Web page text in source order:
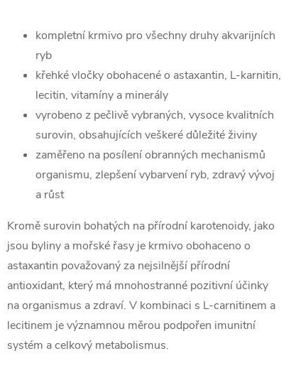
kompletní krmivo pro všechny druhy akvarijních
ryb
křehké vločky obohacené o astaxantin, L-karnitin,
lecitin, vitamíny a minerály
vyrobeno z pečlivě vybraných, vysoce kvalitních
surovin, obsahujících veškeré důležité živiny
zaměřeno na posílení obranných mechanismů
organismu, zlepšení vybarvení ryb, zdravý vývoj
a růst
Kromě surovin bohatých na přírodní karotenoidy, jako
jsou byliny a mořské řasy je krmivo obohaceno o
astaxantin považovaný za nejsilnější přírodní
antioxidant, který má mnohostranné pozitivní účinky
na organismus a zdraví. V kombinaci s L-carnitinem a
lecitinem je významnou měrou podpořen imunitní
systém a celkový metabolismus.